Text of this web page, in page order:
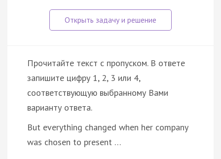
Прочитайте текст с пропуском. В ответе
запишите цифру 1, 2, 3 или 4,
соответствующую выбранному Вами
варианту ответа.
But everything changed when her company
was chosen to present …